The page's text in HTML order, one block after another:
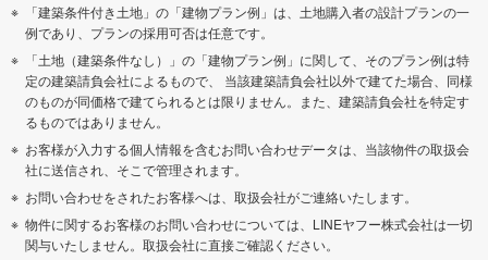
「建築条件付き土地」の「建物プラン例」は、土地購入者の設計プランの一
例であり、プランの採用可否は任意です。
「土地（建築条件なし）」の「建物プラン例」に関して、そのプラン例は特
定の建築請負会社によるもので、 当該建築請負会社以外で建てた場合、同様
のものが同価格で建てられるとは限りません。また、建築請負会社を特定す
るものではありません。
お客様が入力する個人情報を含むお問い合わせデータは、当該物件の取扱会
社に送信され、そこで管理されます。
お問い合わせをされたお客様へは、取扱会社がご連絡いたします。
物件に関するお客様のお問い合わせについては、LINEヤフー株式会社は一切
関与いたしません。取扱会社に直接ご確認ください。